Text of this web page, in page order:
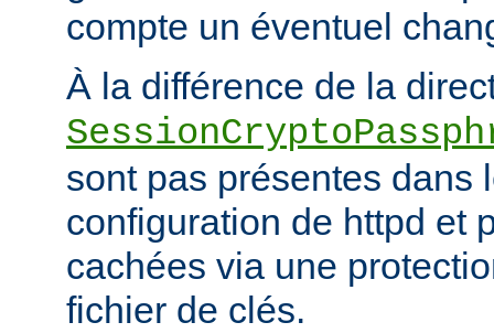
compte un éventuel
À la différence de la
sont pas présentes dans
configuration de httpd et
cachées via une
fichier de clés.